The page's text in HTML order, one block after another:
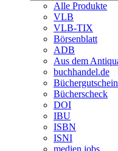
Alle Produkte
VLB
VLB-TIX
Börsenblatt
ADB
Aus dem
buchhandel.de
Büchergutschein
Bücherscheck
DOI
IBU
ISBN
ISNI
medien.jobs